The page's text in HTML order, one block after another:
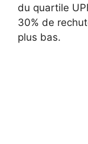
du quartile
30% de
plus bas.